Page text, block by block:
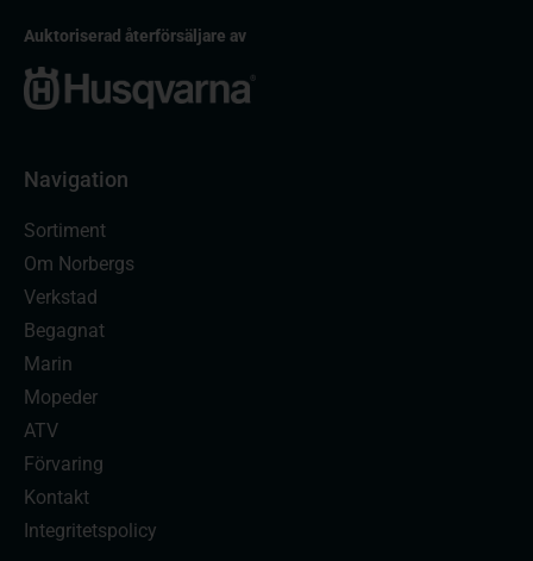
Auktoriserad återförsäljare av
Navigation
Sortiment
Om Norbergs
Verkstad
Begagnat
Marin
Mopeder
ATV
Förvaring
Kontakt
Integritetspolicy